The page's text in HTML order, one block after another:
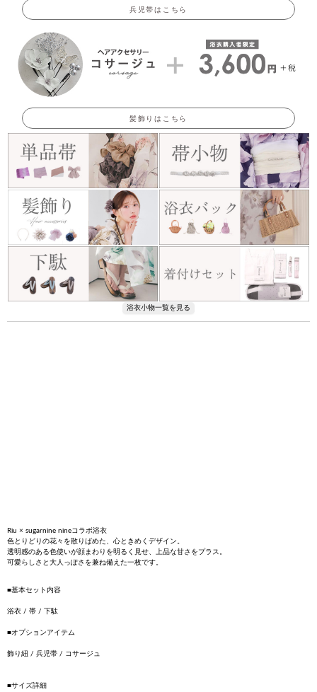
兵児帯はこちら
髪飾りはこちら
Riu × sugarnine nineコラボ浴衣
色とりどりの花々を散りばめた、心ときめくデザイン。
透明感のある色使いが顔まわりを明るく見せ、上品な甘さをプラス。
可愛らしさと大人っぽさを兼ね備えた一枚です。
■基本セット内容
浴衣 / 帯 / 下駄
■オプションアイテム
飾り紐 / 兵児帯 / コサージュ
■サイズ詳細